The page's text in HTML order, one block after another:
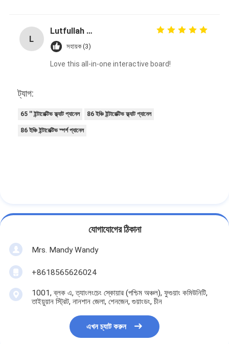
L
Lutfullah Zafary
সহায়ক (3)
Love this all-in-one interactive board!
ট্যাগ:
65 '' ইন্টারেক্টিভ ফ্ল্যাট প্যানেল 86 ইঞ্চি ইন্টারেক্টিভ ফ্ল্যাট প্যানেল
86 ইঞ্চি ইন্টারেক্টিভ স্পর্শ প্যানেল
যোগাযোগের ঠিকানা
Mrs. Mandy Wandy
+8618565626024
1001, ব্লক এ, ত্যাংলংচেং স্কোয়ার (পশ্চিম অঞ্চল), ফুগুয়াং কমিউনিটি,
তাইয়ুয়ান স্ট্রিট, নানশান জেলা, শেনজেন, গুয়াংডং, চীন
এখন চ্যাট করুন